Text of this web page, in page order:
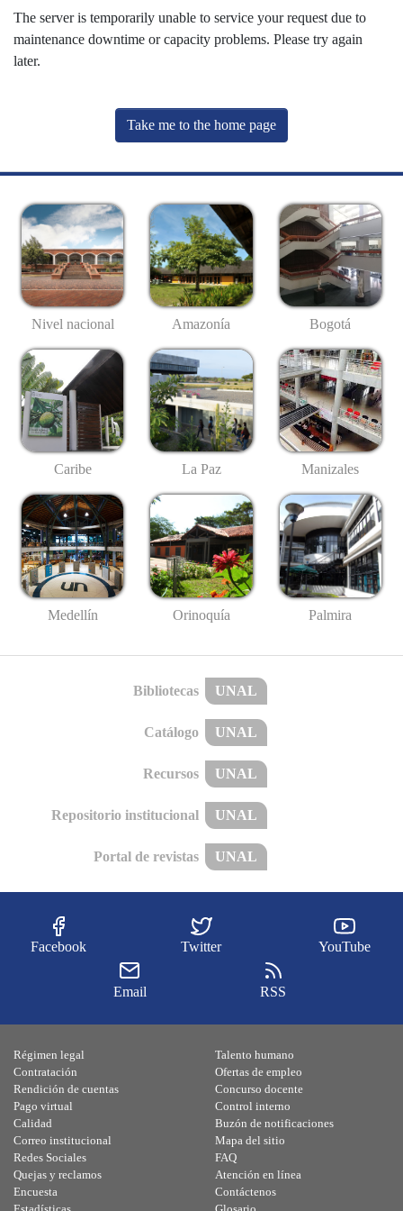
The server is temporarily unable to service your request due to
maintenance downtime or capacity problems. Please try again
later.
Take me to the home page
Nivel nacional Amazonía Bogotá
Caribe La Paz Manizales
Medellín Orinoquía Palmira
Bibliotecas UNAL
Catálogo UNAL
Recursos UNAL
Repositorio institucional UNAL
Portal de revistas UNAL
Facebook Twitter YouTube
Email RSS
Régimen legal
Contratación
Rendición de cuentas
Pago virtual
Calidad
Talento humano
Ofertas de empleo
Concurso docente
Control interno
Buzón de notificaciones
Correo institucional
Redes Sociales
Quejas y reclamos
Encuesta
Mapa del sitio
FAQ
Atención en línea
Contáctenos